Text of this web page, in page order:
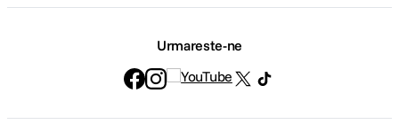
Urmareste-ne